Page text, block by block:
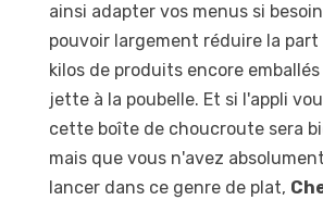
ainsi adapter vos menus si
pouvoir largement réduire la part
kilos de produits encore
jette à la poubelle. Et si l'appli
cette boîte de choucroute sera
mais que vous n'avez
lancer dans ce genre de plat,